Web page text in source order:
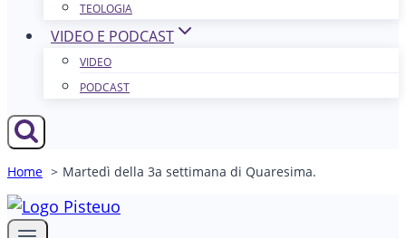
TEOLOGIA
VIDEO E PODCAST
VIDEO
PODCAST
Home Martedì della 3a settimana di Quaresima.